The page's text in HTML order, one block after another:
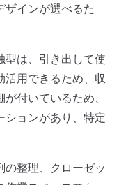
インが選べるた
型は、引き出して使
活用できるため、収
付いているため、
ションがあり、特定
整理、クローゼッ